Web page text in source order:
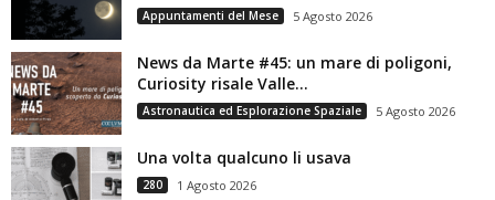
Appuntamenti del Mese 5 Agosto 2026
News da Marte #45: un mare di poligoni,
Curiosity risale Valle...
Astronautica ed Esplorazione Spaziale 5 Agosto 2026
Una volta qualcuno li usava
280 1 Agosto 2026